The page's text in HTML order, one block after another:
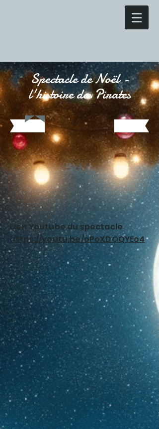
Spectacle de Noël -
l'histoire des Pirates
Lien Youtube du spectacle
https://youtu.be/oPoXDOQYEo4